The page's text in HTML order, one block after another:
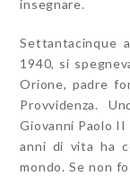
insegnare.
Settantacinque
1940, si
Orione, padre
Provvidenza.
Giovanni Paolo
anni di vita ha
mondo. Se non